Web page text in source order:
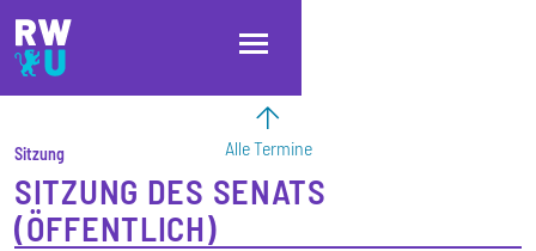
Direkt zum Inhalt
Direkt zur Hauptnavigation
Direkt zum Fußbereich
Alle Termine
Sitzung
SITZUNG DES SENATS
(ÖFFENTLICH)